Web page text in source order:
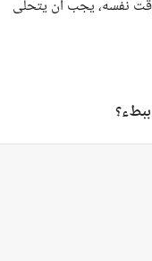
نفسه، يجب أن يتحلى